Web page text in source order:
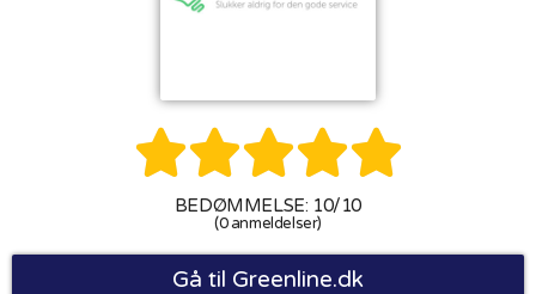

BEDØMMELSE: 10/10
(0 anmeldelser)
Gå til Greenline.dk